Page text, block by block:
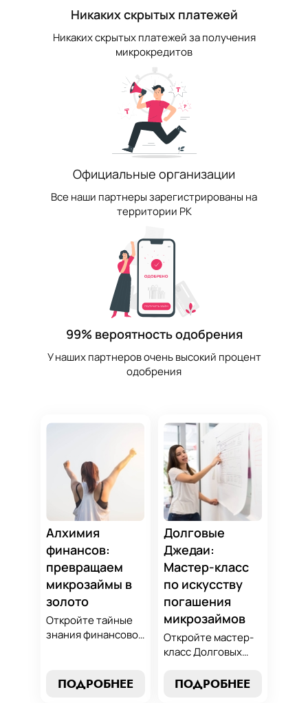
Никаких скрытых платежей
Никаких скрытых платежей за получения
микрокредитов
Официальные организации
Все наши партнеры зарегистрированы на
территории РК
99% вероятность одобрения
У наших партнеров очень высокий процент
одобрения
Алхимия
финансов:
превращаем
микрозаймы в
золото
Откройте тайные
знания финансовой
превращать
обязательства по
ПОДРОБНЕЕ
Долговые
Джедаи:
Мастер-класс
по искусству
погашения
микрозаймов
Откройте мастер-
класс Долговых
погашению
ПОДРОБНЕЕ